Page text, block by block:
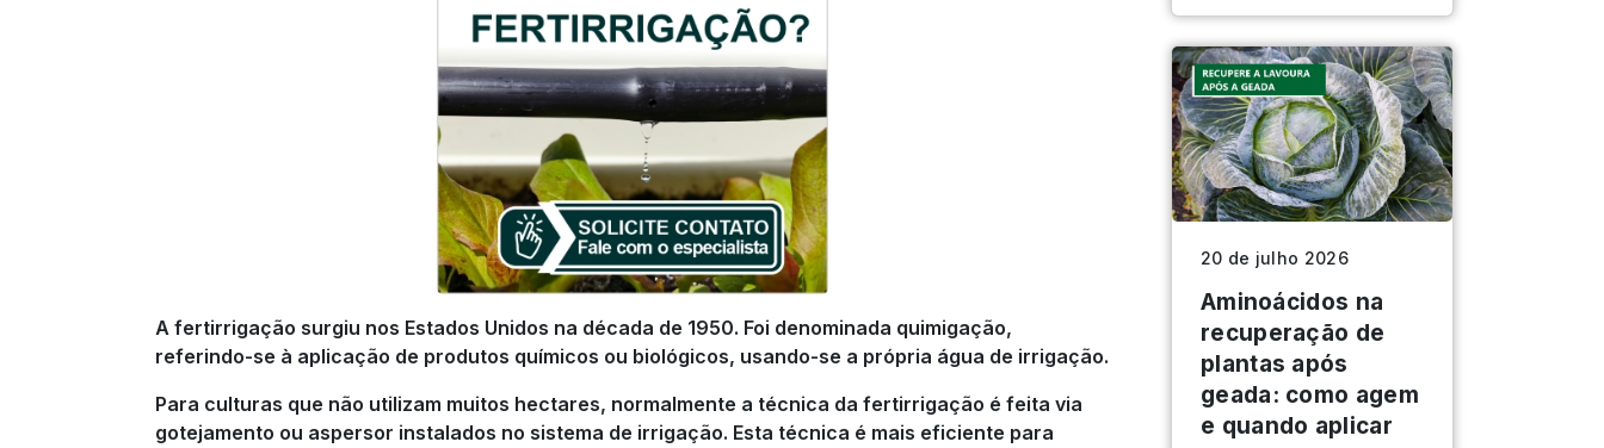
A fertirrigação surgiu nos Estados Unidos na década de 1950. Foi denominada quimigação,
referindo-se à aplicação de produtos químicos ou biológicos, usando-se a própria água de irrigação.
Para culturas que não utilizam muitos hectares, normalmente a técnica da fertirrigação é feita via
gotejamento ou aspersor instalados no sistema de irrigação. Esta técnica é mais eficiente para
20 de julho 2026
Aminoácidos na
recuperação de
plantas após
geada: como agem
e quando aplicar